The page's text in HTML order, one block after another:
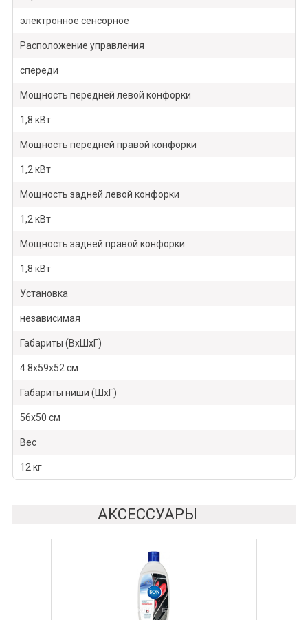
электронное сенсорное
Расположение управления
спереди
Мощность передней левой конфорки
1,8 кВт
Мощность передней правой конфорки
1,2 кВт
Мощность задней левой конфорки
1,2 кВт
Мощность задней правой конфорки
1,8 кВт
Установка
независимая
Габариты (ВхШхГ)
4.8х59х52 см
Габариты ниши (ШхГ)
56х50 см
Вес
12 кг
АКСЕССУАРЫ